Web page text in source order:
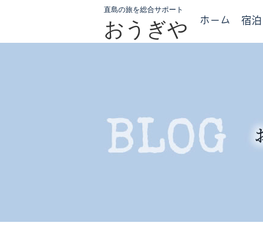
直島の旅を総合サポート
おうぎや ホーム 宿泊